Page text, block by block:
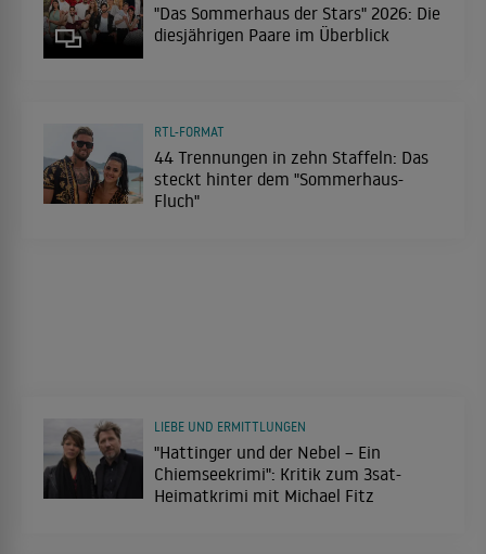
"Das Sommerhaus der Stars" 2026: Die
diesjährigen Paare im Überblick
44 Trennungen in zehn Staffeln: Das
steckt hinter dem "Sommerhaus-
Fluch"
RTL-FORMAT
"Hattinger und der Nebel – Ein
Chiemseekrimi": Kritik zum 3sat-
Heimatkrimi mit Michael Fitz
LIEBE UND ERMITTLUNGEN